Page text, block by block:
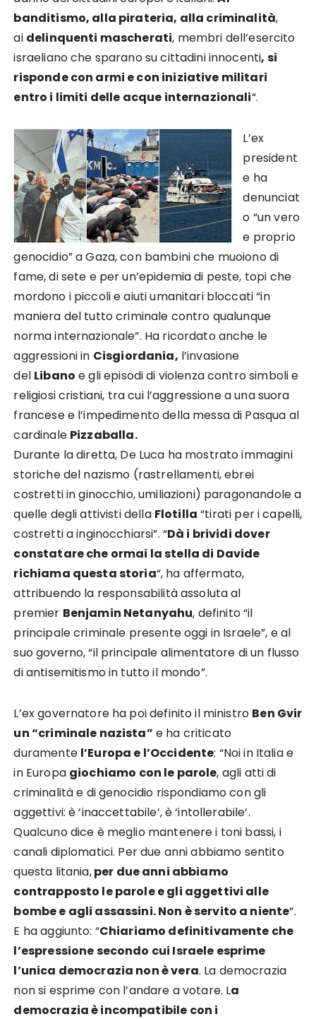
banditismo, alla pirateria, alla criminalità,
ai delinquenti mascherati, membri dell’esercito
israeliano che sparano su cittadini innocenti, si
risponde con armi e con iniziative militari
entro i limiti delle acque internazionali“.
L’ex
president
e ha
denunciat
o “un vero
e proprio
genocidio” a Gaza, con bambini che muoiono di
fame, di sete e per un’epidemia di peste, topi che
mordono i piccoli e aiuti umanitari bloccati “in
maniera del tutto criminale contro qualunque
norma internazionale”. Ha ricordato anche le
aggressioni in Cisgiordania, l’invasione
del Libano e gli episodi di violenza contro simboli e
religiosi cristiani, tra cui l’aggressione a una suora
francese e l’impedimento della messa di Pasqua al
cardinale Pizzaballa.
Durante la diretta, De Luca ha mostrato immagini
storiche del nazismo (rastrellamenti, ebrei
costretti in ginocchio, umiliazioni) paragonandole a
quelle degli attivisti della Flotilla “tirati per i capelli,
costretti a inginocchiarsi”. “Dà i brividi dover
constatare che ormai la stella di Davide
richiama questa storia“, ha affermato,
attribuendo la responsabilità assoluta al
premier Benjamin Netanyahu, definito “il
principale criminale presente oggi in Israele”, e al
suo governo, “il principale alimentatore di un flusso
di antisemitismo in tutto il mondo”.
L’ex governatore ha poi definito il ministro Ben Gvir
un “criminale nazista” e ha criticato
duramente l’Europa e l’Occidente: “Noi in Italia e
in Europa giochiamo con le parole, agli atti di
criminalità e di genocidio rispondiamo con gli
aggettivi: è ‘inaccettabile’, è ‘intollerabile’.
Qualcuno dice è meglio mantenere i toni bassi, i
canali diplomatici. Per due anni abbiamo sentito
questa litania,per due anni abbiamo
contrapposto le parole e gli aggettivi alle
bombe e agli assassini. Non è servito a niente“.
E ha aggiunto: “Chiariamo definitivamente che
l’espressione secondo cui Israele esprime
l’unica democrazia non è vera. La democrazia
non si esprime con l’andare a votare. La
democrazia è incompatibile con i